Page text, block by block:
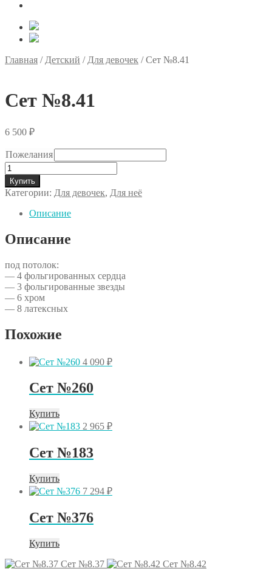
Главная / Детский / Для девочек /Сет №8.41
Сет №8.41
6 500 ₽
Пожелания
Количество
товара
Сет
№8.41
Купить
Категории: Для девочек, Для неё
Описание
Описание
под потолок:
— 4 фольгированных сердца
— 3 фольгированные звезды
— 6 хром
— 8 латексных
Похожие
4 090 ₽
Сет №260
Купить
2 965 ₽
Сет №183
Купить
7 294 ₽
Сет №376
Купить
Сет №8.37
Сет №8.42